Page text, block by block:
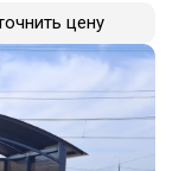
цену